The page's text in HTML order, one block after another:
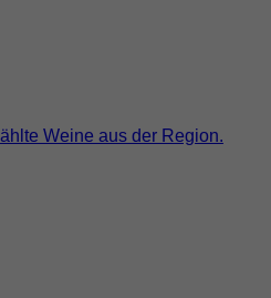
Weine aus der Region.